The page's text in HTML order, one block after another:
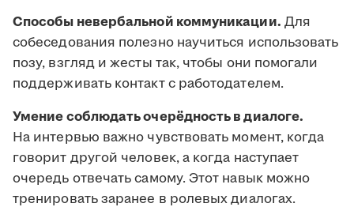
Способы невербальной коммуникации. Для
собеседования полезно научиться использовать
позу, взгляд и жесты так, чтобы они помогали
поддерживать контакт с работодателем.
Умение соблюдать очерёдность в диалоге.
На интервью важно чувствовать момент, когда
говорит другой человек, а когда наступает
очередь отвечать самому. Этот навык можно
тренировать заранее в ролевых диалогах.